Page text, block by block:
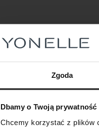
Zgoda
Dbamy o Twoją prywatność
Chcemy korzystać z plików